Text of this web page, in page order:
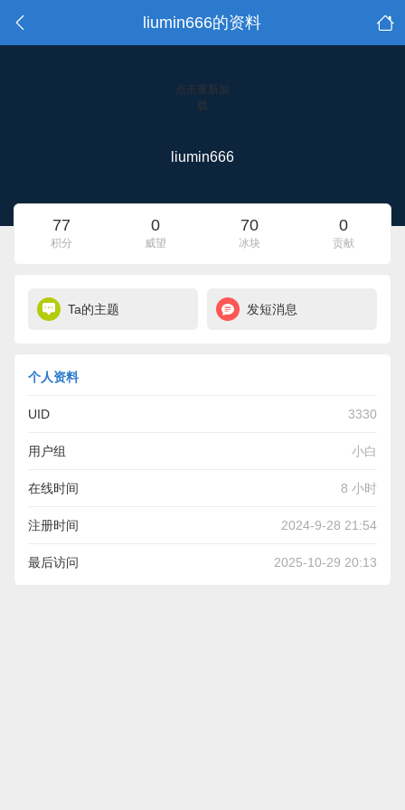
liumin666的资料
点击重新加
载
liumin666
77
积分
0
威望
70
冰块
0
贡献
Ta的主题 发短消息
个人资料
UID 3330
用户组 小白
在线时间 8 小时
注册时间 2024-9-28 21:54
最后访问 2025-10-29 20:13